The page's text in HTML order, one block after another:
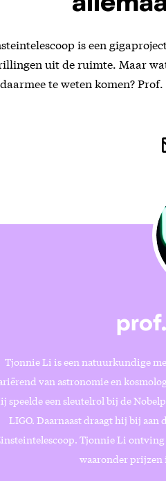
is een
uit de ruimte. Maar
te weten komen?
Tjonnie Li is een natuurkundige
van astronomie en
speelde een sleutelrol bij de
LIGO. Daarnaast draagt hij bij
Tjonnie Li
waaronder prijzen